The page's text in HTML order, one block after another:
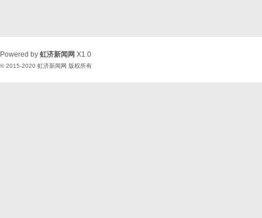
Powered by 虹济新闻网 X1.0
© 2015-2020 虹济新闻网 版权所有